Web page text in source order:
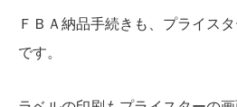
ＦＢＡ納品手続きも、プライス
です。